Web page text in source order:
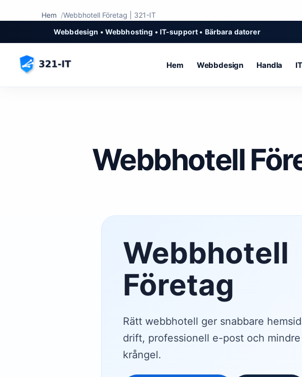
Hem
Webbhotell Företag | 321-IT
Webbdesign • Webbhosting • IT-support • Bärbara datorer
Hem Webbdesign Handla
Webbhotell
Webbhotell
Företag
Rätt webbhotell ger snabbare
drift, professionell e-post och
krångel.